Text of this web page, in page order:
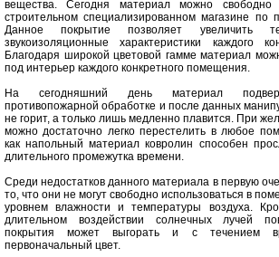
вещества. Сегодня материал можно
строительном специализированном магазине по
Данное покрытие позволяет увеличить
звукоизоляционные характеристики каждого
Благодаря широкой цветовой гамме материал
под интерьер каждого конкретного помещения.
На сегодняшний день материал
противопожарной обработке и после данных
не горит, а только лишь медленно плавится. При
можно достаточно легко перестелить в любое
как напольный материал ковролин способен
длительного промежутка времени.
Среди недостатков данного материала в первую
то, что они не могут свободно использоваться в
уровнем влажности и температуры воздуха.
длительном воздействии солнечных лучей
покрытия может выгорать и с течением
первоначальный цвет.